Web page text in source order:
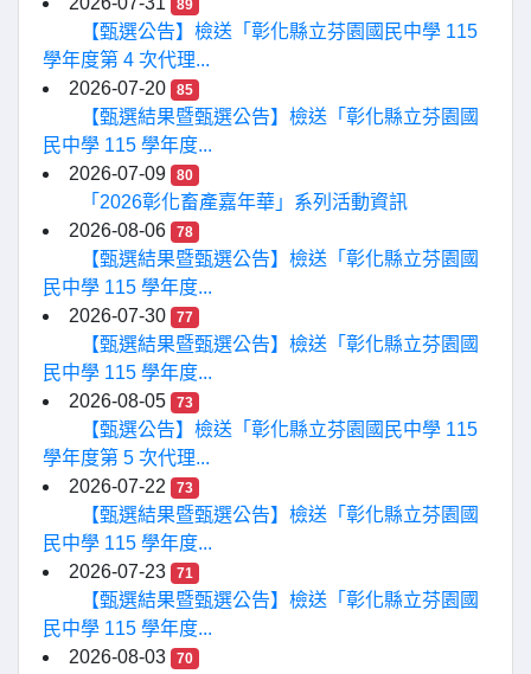
89
【甄選公告】檢送「彰化縣立芬園國民中學 115
學年度第 4 次代理...
2026-07-20
85
【甄選結果暨甄選公告】檢送「彰化縣立芬園國
民中學 115 學年度...
2026-07-09
80
「2026彰化畜產嘉年華」系列活動資訊
2026-08-06
78
【甄選結果暨甄選公告】檢送「彰化縣立芬園國
民中學 115 學年度...
2026-07-30
77
【甄選結果暨甄選公告】檢送「彰化縣立芬園國
民中學 115 學年度...
2026-08-05
73
【甄選公告】檢送「彰化縣立芬園國民中學 115
學年度第 5 次代理...
2026-07-22
73
【甄選結果暨甄選公告】檢送「彰化縣立芬園國
民中學 115 學年度...
2026-07-23
71
【甄選結果暨甄選公告】檢送「彰化縣立芬園國
民中學 115 學年度...
2026-08-03
70